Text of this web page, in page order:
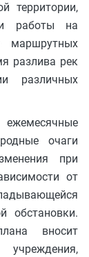
территории,
и работы на
маршрутных
разлива рек
различных
очаги
при
от
обстановки.
вносит